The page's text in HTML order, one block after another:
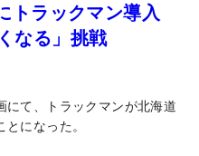
トラックマン導入
なる」挑戦
にて、トラックマンが北海道
になった。